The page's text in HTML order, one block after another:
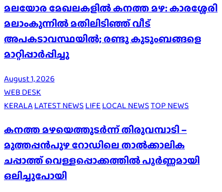
മലയോര മേഖലകളിൽ കനത്ത മഴ: കാരശ്ശേരി
മലാംകുന്നിൽ മതിലിടിഞ്ഞ് വീട്
അപകടാവസ്ഥയിൽ; രണ്ടു കുടുംബങ്ങളെ
മാറ്റിപ്പാർപ്പിച്ചു
August 1, 2026
WEB DESK
KERALALATEST NEWS LIFE LOCAL NEWSTOP NEWS
കനത്ത മഴയെത്തുടർന്ന് തിരുവമ്പാടി –
മുത്തപ്പൻപുഴ റോഡിലെ താൽക്കാലിക
ചപ്പാത്ത് വെള്ളപ്പൊക്കത്തിൽ പൂർണ്ണമായി
ഒലിച്ചുപോയി